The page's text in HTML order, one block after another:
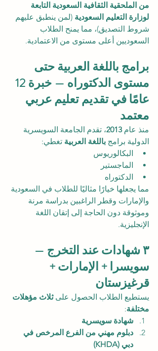
من الملحقية الثقافية السعودية التابعة
لوزارة التعليم السعودية (لمن ينطبق عليهم
شروط التصديق)، مما يمنح الطلاب
السعوديين أعلى مستوى من الاعتمادية.
برامج باللغة العربية حتى
عامًا في تقديم تعليم عربي
معتمد
منذ عام 2013، تقدم الجامعة السويسرية
الدولية برامج باللغة العربية تغطي:
البكالوريوس
الماجستير
الدكتوراه
مما يجعلها خيارًا مثاليًا للطلاب في السعودية
والإمارات وقطر الراغبين بدراسة مرنة
وموثوقة دون الحاجة إلى إتقان اللغة
الإنجليزية.
٣ شهادات عند التخرج —
سويسرا + الإمارات +
قرغيزستان
يستطيع الطلاب الحصول على ثلاث مؤهلات
مختلفة:
شهادة سويسرية
دبلوم مهني من الفرع المرخص في
دبي (KHDA)